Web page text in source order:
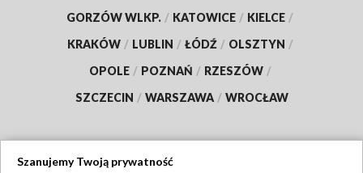
GORZÓW WLKP. / KATOWICE / KIELCE /
KRAKÓW / LUBLIN / ŁÓDŹ / OLSZTYN /
OPOLE / POZNAŃ / RZESZÓW /
SZCZECIN / WARSZAWA / WROCŁAW
Szanujemy Twoją prywatność